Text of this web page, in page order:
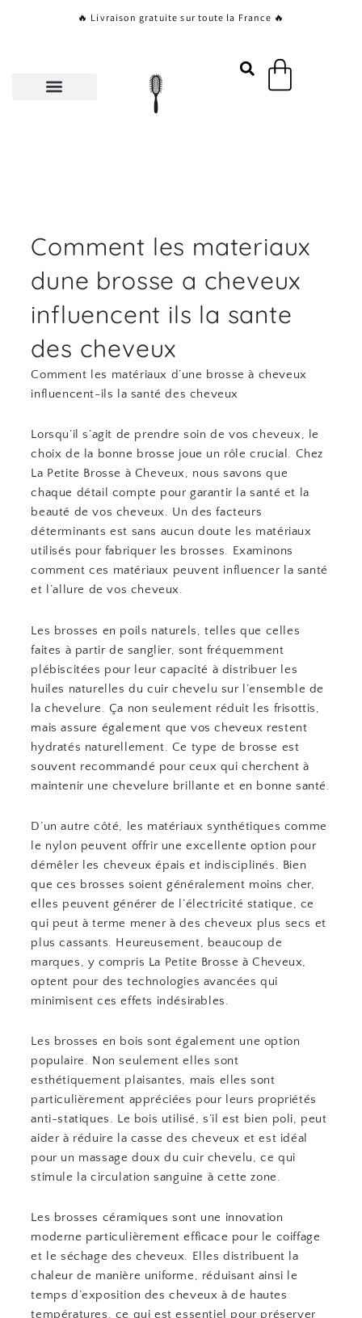
🔥 Livraison gratuite sur toute la France 🔥
Panier
Comment les materiaux
dune brosse a cheveux
influencent ils la sante
des cheveux
Comment les matériaux d’une brosse à cheveux
influencent-ils la santé des cheveux
Lorsqu’il s’agit de prendre soin de vos cheveux, le
choix de la bonne brosse joue un rôle crucial. Chez
La Petite Brosse à Cheveux, nous savons que
chaque détail compte pour garantir la santé et la
beauté de vos cheveux. Un des facteurs
déterminants est sans aucun doute les matériaux
utilisés pour fabriquer les brosses. Examinons
comment ces matériaux peuvent influencer la santé
et l’allure de vos cheveux.
Les brosses en poils naturels, telles que celles
faites à partir de sanglier, sont fréquemment
plébiscitées pour leur capacité à distribuer les
huiles naturelles du cuir chevelu sur l’ensemble de
la chevelure. Ça non seulement réduit les frisottis,
mais assure également que vos cheveux restent
hydratés naturellement. Ce type de brosse est
souvent recommandé pour ceux qui cherchent à
maintenir une chevelure brillante et en bonne santé.
D’un autre côté, les matériaux synthétiques comme
le nylon peuvent offrir une excellente option pour
démêler les cheveux épais et indisciplinés. Bien
que ces brosses soient généralement moins cher,
elles peuvent générer de l’électricité statique, ce
qui peut à terme mener à des cheveux plus secs et
plus cassants. Heureusement, beaucoup de
marques, y compris La Petite Brosse à Cheveux,
optent pour des technologies avancées qui
minimisent ces effets indésirables.
Les brosses en bois sont également une option
populaire. Non seulement elles sont
esthétiquement plaisantes, mais elles sont
particulièrement appréciées pour leurs propriétés
anti-statiques. Le bois utilisé, s’il est bien poli, peut
aider à réduire la casse des cheveux et est idéal
pour un massage doux du cuir chevelu, ce qui
stimule la circulation sanguine à cette zone.
Les brosses céramiques sont une innovation
moderne particulièrement efficace pour le coiffage
et le séchage des cheveux. Elles distribuent la
chaleur de manière uniforme, réduisant ainsi le
temps d’exposition des cheveux à de hautes
températures, ce qui est essentiel pour préserver